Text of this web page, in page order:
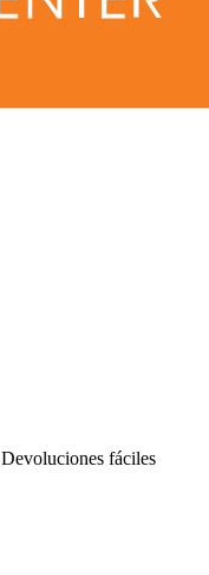
Devoluciones fáciles